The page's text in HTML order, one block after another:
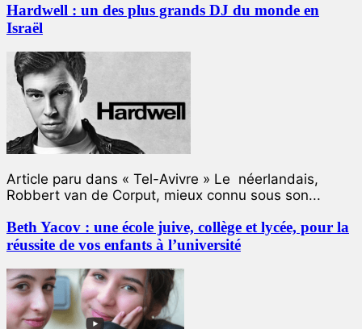
Hardwell : un des plus grands DJ du monde en
Israël
Article paru dans « Tel-Avivre » Le néerlandais,
Robbert van de Corput, mieux connu sous son...
Beth Yacov : une école juive, collège et lycée, pour la
réussite de vos enfants à l’université